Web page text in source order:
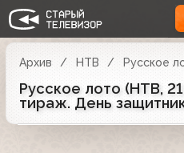
Архив НТВ Русское
Русское лото (НТВ,
тираж. День